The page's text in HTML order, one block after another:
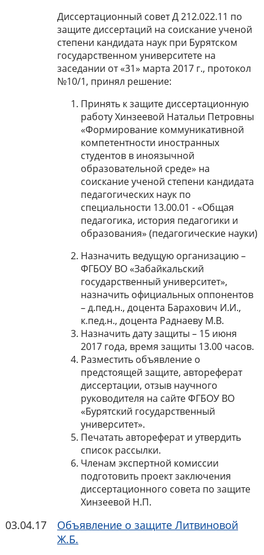
Диссертационный совет Д 212.022.11 по
защите диссертаций на соискание ученой
степени кандидата наук при Бурятском
государственном университете на
заседании от «31» марта 2017 г., протокол
№10/1, принял решение:
Принять к защите диссертационную
работу Хинзеевой Натальи Петровны
«Формирование коммуникативной
компетентности иностранных
студентов в иноязычной
образовательной среде» на
соискание ученой степени кандидата
педагогических наук по
специальности 13.00.01 - «Общая
педагогика, история педагогики и
образования» (педагогические науки)
Назначить ведущую организацию –
ФГБОУ ВО «Забайкальский
государственный университет»,
назначить официальных оппонентов
– д.пед.н., доцента Барахович И.И.,
к.пед.н., доцента Раднаеву М.В.
Назначить дату защиты – 15 июня
2017 года, время защиты 13.00 часов.
Разместить объявление о
предстоящей защите, автореферат
диссертации, отзыв научного
руководителя на сайте ФГБОУ ВО
«Бурятский государственный
университет».
Печатать автореферат и утвердить
список рассылки.
Членам экспертной комиссии
подготовить проект заключения
диссертационного совета по защите
Хинзеевой Н.П.
03.04.17
Объявление о защите Литвиновой
Ж.Б.